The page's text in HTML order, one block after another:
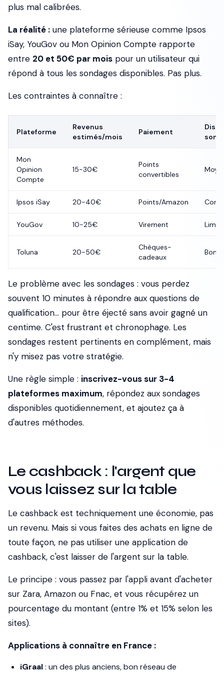
plus mal calibrées.
La réalité : une plateforme sérieuse comme Ipsos
iSay, YouGov ou Mon Opinion Compte rapporte
entre 20 et 50€ par mois pour un utilisateur qui
répond à tous les sondages disponibles. Pas plus.
Les contraintes à connaître :
Plateforme
Revenus
estimés/mois
Paiement
Mon
Opinion
Compte
15-30€
Points
convertibles
Ipsos iSay 20-40€ Points/Amazon
YouGov 10-25€ Virement Limité
Toluna 20-50€
Chèques-
cadeaux
Bon
Le problème avec les sondages : vous perdez
souvent 10 minutes à répondre aux questions de
qualification... pour être éjecté sans avoir gagné un
centime. C'est frustrant et chronophage. Les
sondages restent pertinents en complément, mais
n'y misez pas votre stratégie.
Une règle simple : inscrivez-vous sur 3-4
plateformes maximum, répondez aux sondages
disponibles quotidiennement, et ajoutez ça à
d'autres méthodes.
Le cashback : l'argent que
vous laissez sur la table
Le cashback est techniquement une économie, pas
un revenu. Mais si vous faites des achats en ligne de
toute façon, ne pas utiliser une application de
cashback, c'est laisser de l'argent sur la table.
Le principe : vous passez par l'appli avant d'acheter
sur Zara, Amazon ou Fnac, et vous récupérez un
pourcentage du montant (entre 1% et 15% selon les
sites).
Applications à connaître en France :
iGraal: un des plus anciens, bon réseau de